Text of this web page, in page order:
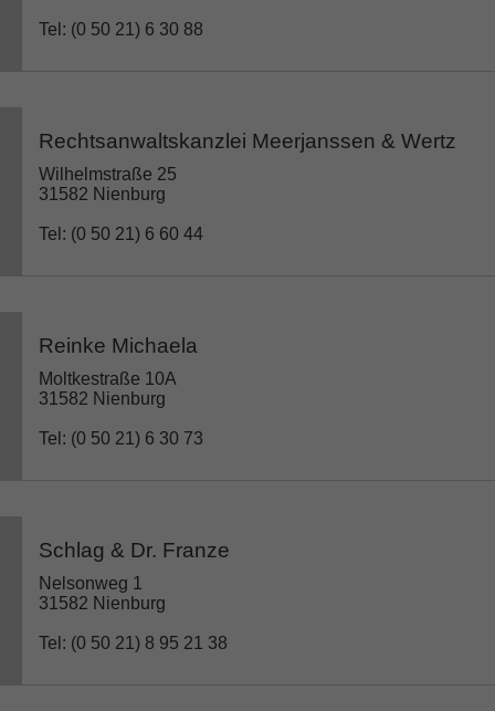
Tel: (0 50 21) 6 30 88
Rechtsanwaltskanzlei Meerjanssen & Wertz
Wilhelmstraße 25
31582 Nienburg
Tel: (0 50 21) 6 60 44
Reinke Michaela
Moltkestraße 10A
31582 Nienburg
Tel: (0 50 21) 6 30 73
Schlag & Dr. Franze
Nelsonweg 1
31582 Nienburg
Tel: (0 50 21) 8 95 21 38